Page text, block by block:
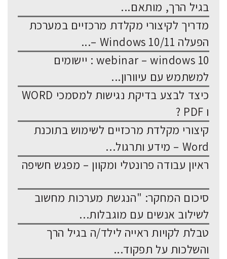
בגיל הרך, מותאם...
מדריך לקיצורי מקלדת מרכזיים במערכת
הפעלה Windows 10/11 –...
webinar – windows 10 : יישומים
למשתמש עם עיוורון...
כיצד לבצע בדיקת נגישות למסמכי WORD
ו PDF ?
קיצורי מקלדת מרכזיים לשימוש בתוכנת
Word – מידע ותרגול...
ראיון עבודה פרונטלי ומקוון – מפגש חשיפה
סיכום המחקר: "הנגשת מערכות מחשוב
לשילוב אנשים עם מוגבלות...
טבלת לקויות ראייה לילד/ה בגיל הרך
והשלכות על תפקוד...